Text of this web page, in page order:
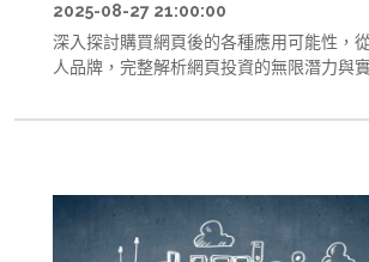
2025-08-27 21:00:00
深入探討購買網頁後的各種應用可能性，
人品牌，完整解析網頁投資的無限潛力與